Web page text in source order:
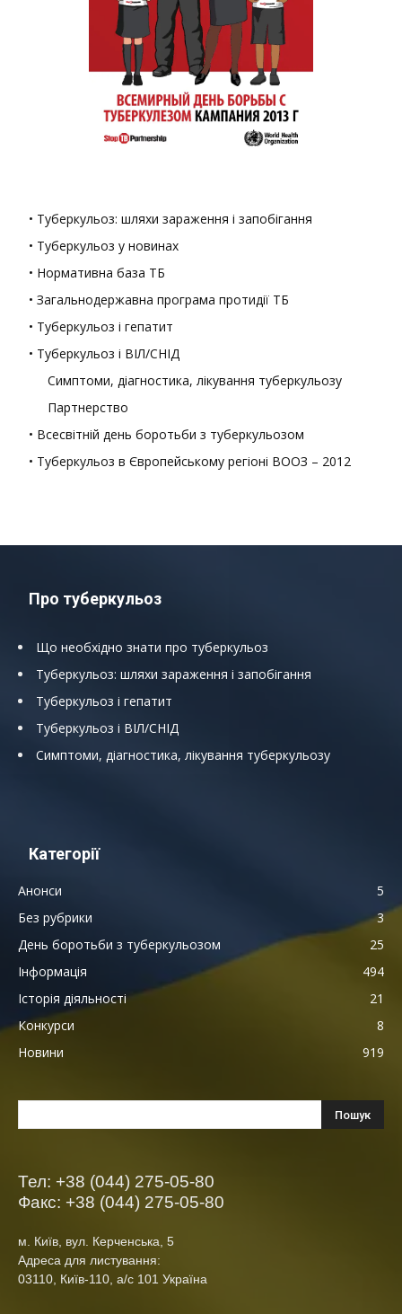
• Туберкульоз: шляхи зараження і запобігання
• Туберкульоз у новинах
• Нормативна база ТБ
• Загальнодержавна програма протидії ТБ
• Туберкульоз і гепатит
• Туберкульоз і ВІЛ/СНІД
Симптоми, діагностика, лікування туберкульозу
Партнерство
• Всесвітній день боротьби з туберкульозом
• Туберкульоз в Європейському регіоні ВООЗ – 2012
Про туберкульоз
Що необхідно знати про туберкульоз
Туберкульоз: шляхи зараження і запобігання
Туберкульоз і гепатит
Туберкульоз і ВІЛ/СНІД
Симптоми, діагностика, лікування туберкульозу
Категорії
Анонси
5
Без рубрики
3
День боротьби з туберкульозом
25
Інформація
494
Історія діяльності
21
Конкурси
8
Новини
919
Тел: +38 (044) 275-05-80
Факс: +38 (044) 275-05-80
м. Київ, вул. Керченська, 5
Адреса для листування:
03110, Київ-110, а/с 101 Україна